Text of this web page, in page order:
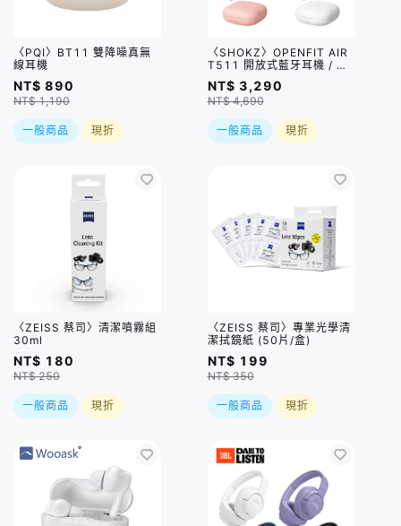
〈PQI〉BT11 雙降噪真無
線耳機
NT$ 890
NT$ 1,190
一般商品 現折
〈SHOKZ〉OPENFIT AIR
T511 開放式藍牙耳機 / 三
NT$ 3,290
NT$ 4,690
一般商品 現折
〈ZEISS 蔡司〉清潔噴霧組
30ml
NT$ 180
NT$ 250
一般商品 現折
〈ZEISS 蔡司〉專業光學清
潔拭鏡紙 (50片/盒)
NT$ 199
NT$ 350
一般商品 現折